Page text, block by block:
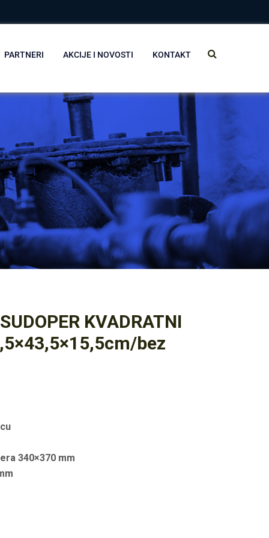
PARTNERI AKCIJE I NOVOSTI KONTAKT
KVADRATNI
bez
340×370 mm